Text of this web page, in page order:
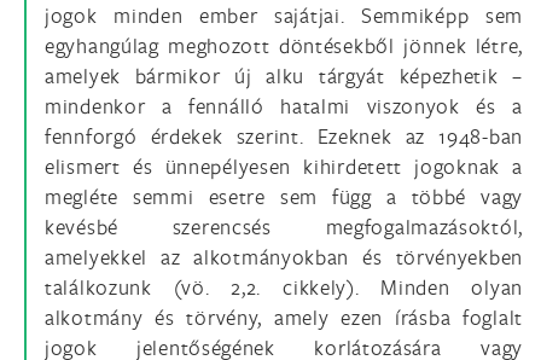
jogok minden ember sajátjai. Semmiképp sem
egyhangúlag meghozott döntésekből jönnek létre,
amelyek bármikor új alku tárgyát képezhetik –
mindenkor a fennálló hatalmi viszonyok és a
fennforgó érdekek szerint. Ezeknek az 1948-ban
elismert és ünnepélyesen kihirdetett jogoknak a
megléte semmi esetre sem függ a többé vagy
kevésbé szerencsés megfogalmazásoktól,
amelyekkel az alkotmányokban és törvényekben
találkozunk (vö. 2,2. cikkely). Minden olyan
alkotmány és törvény, amely ezen írásba foglalt
jogok jelentőségének korlátozására vagy